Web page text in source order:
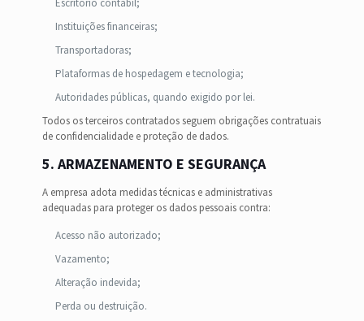
Escritório contábil;
Instituições financeiras;
Transportadoras;
Plataformas de hospedagem e tecnologia;
Autoridades públicas, quando exigido por lei.
Todos os terceiros contratados seguem obrigações contratuais
de confidencialidade e proteção de dados.
5. ARMAZENAMENTO E SEGURANÇA
A empresa adota medidas técnicas e administrativas
adequadas para proteger os dados pessoais contra:
Acesso não autorizado;
Vazamento;
Alteração indevida;
Perda ou destruição.